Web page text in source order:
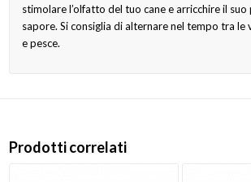
stimolare l’olfatto del tuo cane e arricchire il
sapore. Si consiglia di alternare nel tempo tra le
e pesce.
Prodotti correlati